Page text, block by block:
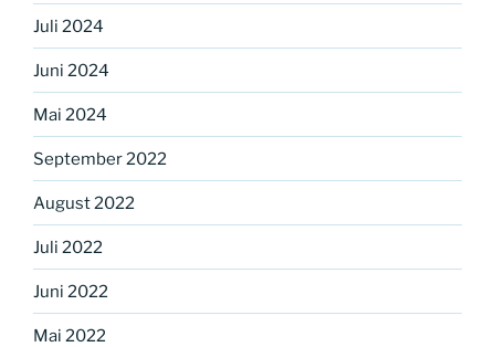
Juli 2024
Juni 2024
Mai 2024
September 2022
August 2022
Juli 2022
Juni 2022
Mai 2022